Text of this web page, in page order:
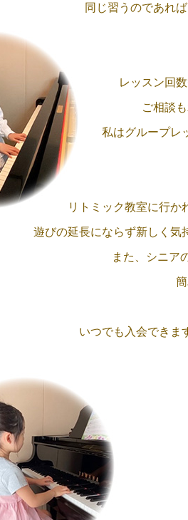
同じ習うのであれば
レッスン回
ご相談
私はグループレ
リトミック教室に行か
遊びの延長にならず新しく 気
また、シニア
いつでも入会できま